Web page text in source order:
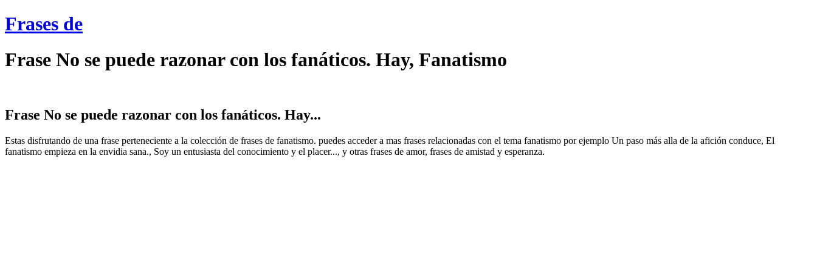
Frases de
Frase No se puede razonar con los fanáticos. Hay, Fanatismo
Frase No se puede razonar con los fanáticos. Hay...
Estas disfrutando de una frase perteneciente a la colección de frases de fanatismo. puedes acceder a mas frases relacionadas con el tema fanatismo por ejemplo Un paso más alla de la afición conduce, El
fanatismo empieza en la envidia sana., Soy un entusiasta del conocimiento y el placer..., y otras frases de amor, frases de amistad y esperanza.